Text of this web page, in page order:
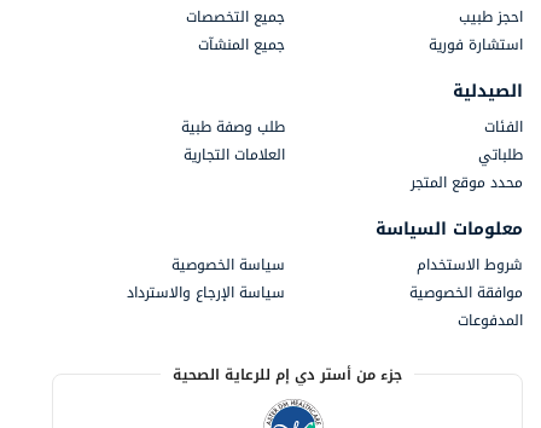
احجز طبيب
جميع التخصصات
استشارة فورية
جميع المنشآت
الصيدلية
الفئات
طلب وصفة طبية
طلباتي
العلامات التجارية
محدد موقع المتجر
معلومات السياسة
شروط الاستخدام
سياسة الخصوصية
موافقة الخصوصية
سياسة الإرجاع والاسترداد
المدفوعات
جزء من أستر دي إم للرعاية الصحية